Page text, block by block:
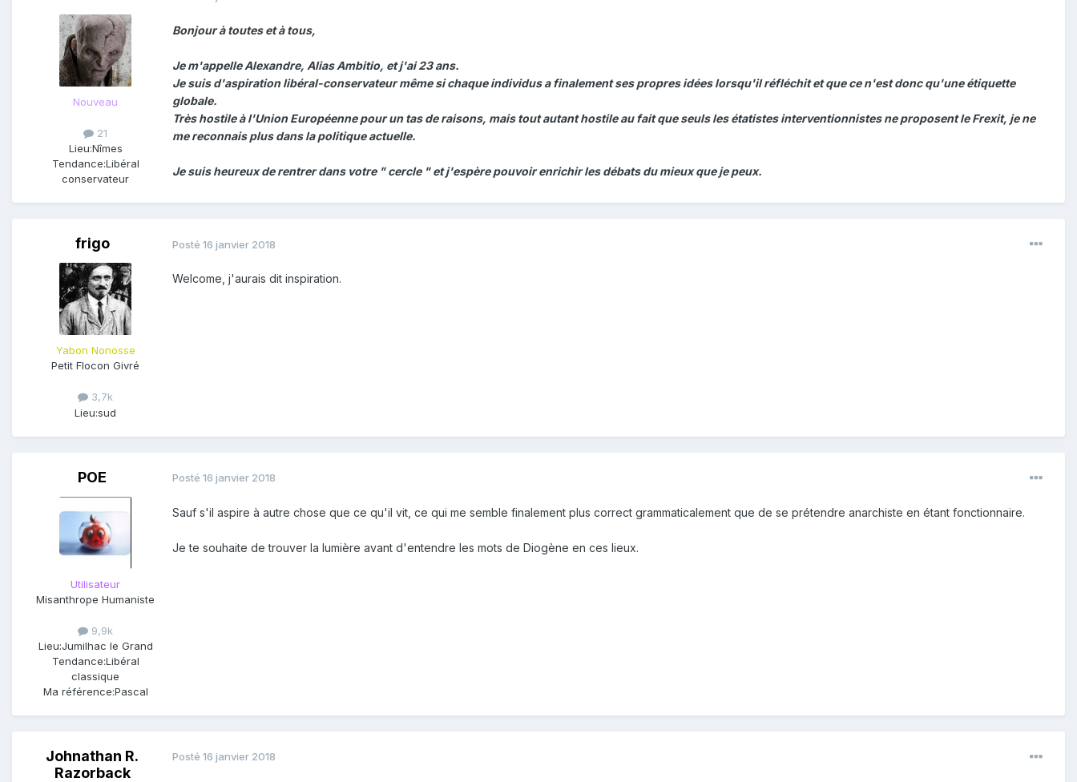
Nouveau
21
Lieu:Nîmes
Tendance:Libéral
conservateur
Bonjour à toutes et à tous,
Je m'appelle Alexandre, Alias Ambitio, et j'ai 23 ans.
Je suis d'aspiration libéral-conservateur même si chaque individus a finalement ses propres idées lorsqu'il réfléchit et que ce n'est donc qu'une étiquette
globale.
Très hostile à l'Union Européenne pour un tas de raisons, mais tout autant hostile au fait que seuls les étatistes interventionnistes ne proposent le Frexit, je ne
me reconnais plus dans la politique actuelle.
Je suis heureux de rentrer dans votre " cercle " et j'espère pouvoir enrichir les débats du mieux que je peux.
frigo
Yabon Nonosse
Petit Flocon Givré
3,7k
Lieu:sud
Posté 16 janvier 2018
Welcome, j'aurais dit inspiration.
POE
Utilisateur
Misanthrope Humaniste
9,9k
Lieu:Jumilhac le Grand
Tendance:Libéral
classique
Ma référence:Pascal
Posté 16 janvier 2018
Sauf s'il aspire à autre chose que ce qu'il vit, ce qui me semble finalement plus correct grammaticalement que de se prétendre anarchiste en étant fonctionnaire.
Je te souhaite de trouver la lumière avant d'entendre les mots de Diogène en ces lieux.
Johnathan R.
Razorback
Posté 16 janvier 2018